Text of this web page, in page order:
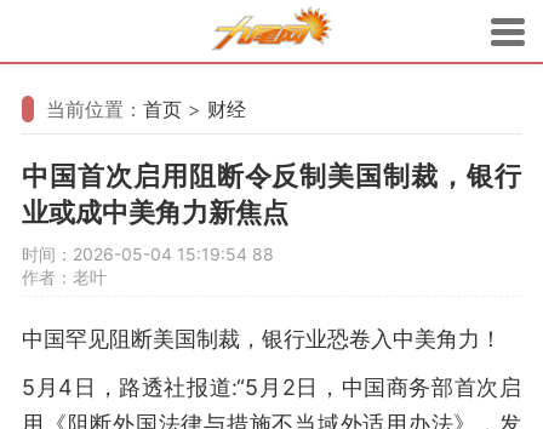
当前位置： 首页 > 财经
中国首次启用阻断令反制美国制裁，银行
业或成中美角力新焦点
时间：2026-05-04 15:19:54 88
作者：老叶
中国罕见阻断美国制裁，银行业恐卷入中美角力！
5月4日，路透社报道:“5月2日，中国商务部首次启
用《阻断外国法律与措施不当域外适用办法》，发